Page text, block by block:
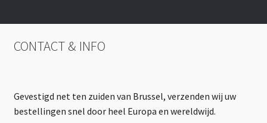
CONTACT & INFO
Gevestigd net ten zuiden van Brussel, verzenden wij uw
bestellingen snel door heel Europa en wereldwijd.